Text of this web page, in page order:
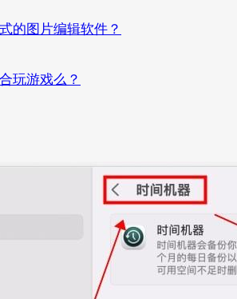
的图片编辑软件？
玩游戏么？